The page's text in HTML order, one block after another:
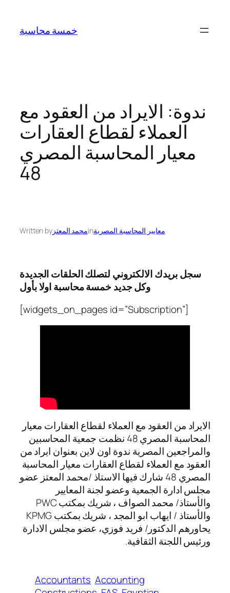
content
خمسة محاسبة
ندوة: الايراد من العقود مع
العملاء لقطاع العقارات
معيار المحاسبة المصري
48
Written by محمد المعتزinمعايير المحاسبة المصرية
سجل بريدك الالكتروني لتصلك الحلقات الجديدة
وكل جديد خمسة محاسبة اولا بأول
[widgets_on_pages id=”Subscription”]
الايراد من العقود مع العملاء لقطاع العقارات معيار
المحاسبة المصري 48 نظمت جمعية المحاسبين
والمراجعين المصرية ندوة اون لاين بعنوان ايراد من
العقود مع العملاء لقطاع العقارات معيار المحاسبة
المصري 48 شارك فيها الاستاذ /محمد المعتز عضو
مجلس ادارة الجمعية وعضو لجنة المعايير
والأستاذ/ محمد الصواف ، شريك بمكتب PWC
والأستاذ / ايهاب ابو المجد ، شريك بمكتب KPMG
يحاورهم الدكتور/ فريد فوزي، عضو مجلس الادارة
ورئيس اللجنة الثقافية.
Accountants Accounting